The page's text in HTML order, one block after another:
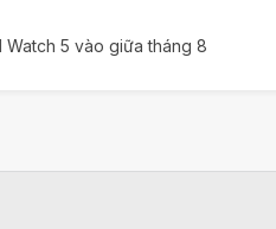
Watch 5 vào giữa tháng 8